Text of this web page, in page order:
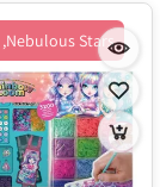
Nebulous Stars, מש' 1+, גיל 7+